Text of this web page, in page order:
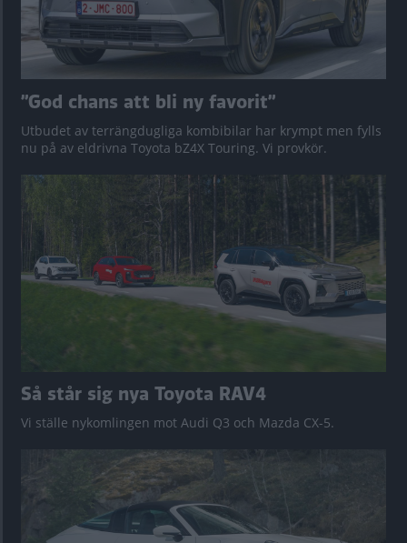
”God chans att bli ny favorit”
Utbudet av terrängdugliga kombibilar har krympt men fylls
nu på av eldrivna Toyota bZ4X Touring. Vi provkör.
Så står sig nya Toyota RAV4
Vi ställe nykomlingen mot Audi Q3 och Mazda CX-5.